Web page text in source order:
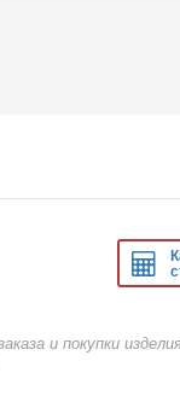
и покупки